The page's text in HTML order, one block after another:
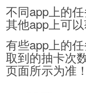
不同app上的
其他app上可
有些app上的
取到的抽卡次
页面所示为准！